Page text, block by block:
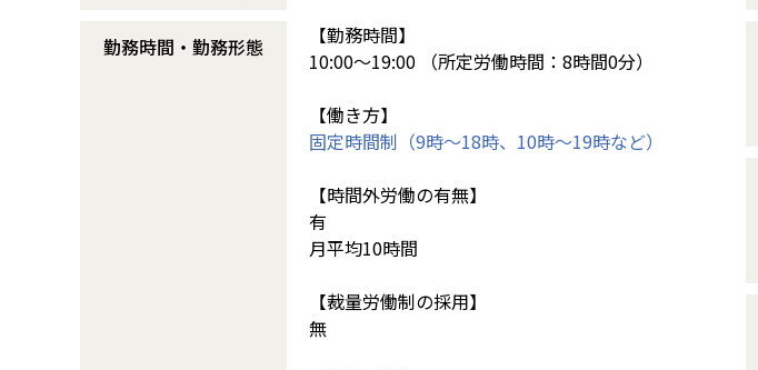
勤務時間・勤務形態
【勤務時間】
10:00～19:00 （所定労働時間：8時間0分）
【働き方】
固定時間制（9時～18時、10時～19時など）
【時間外労働の有無】
有
月平均10時間
【裁量労働制の採用】
無